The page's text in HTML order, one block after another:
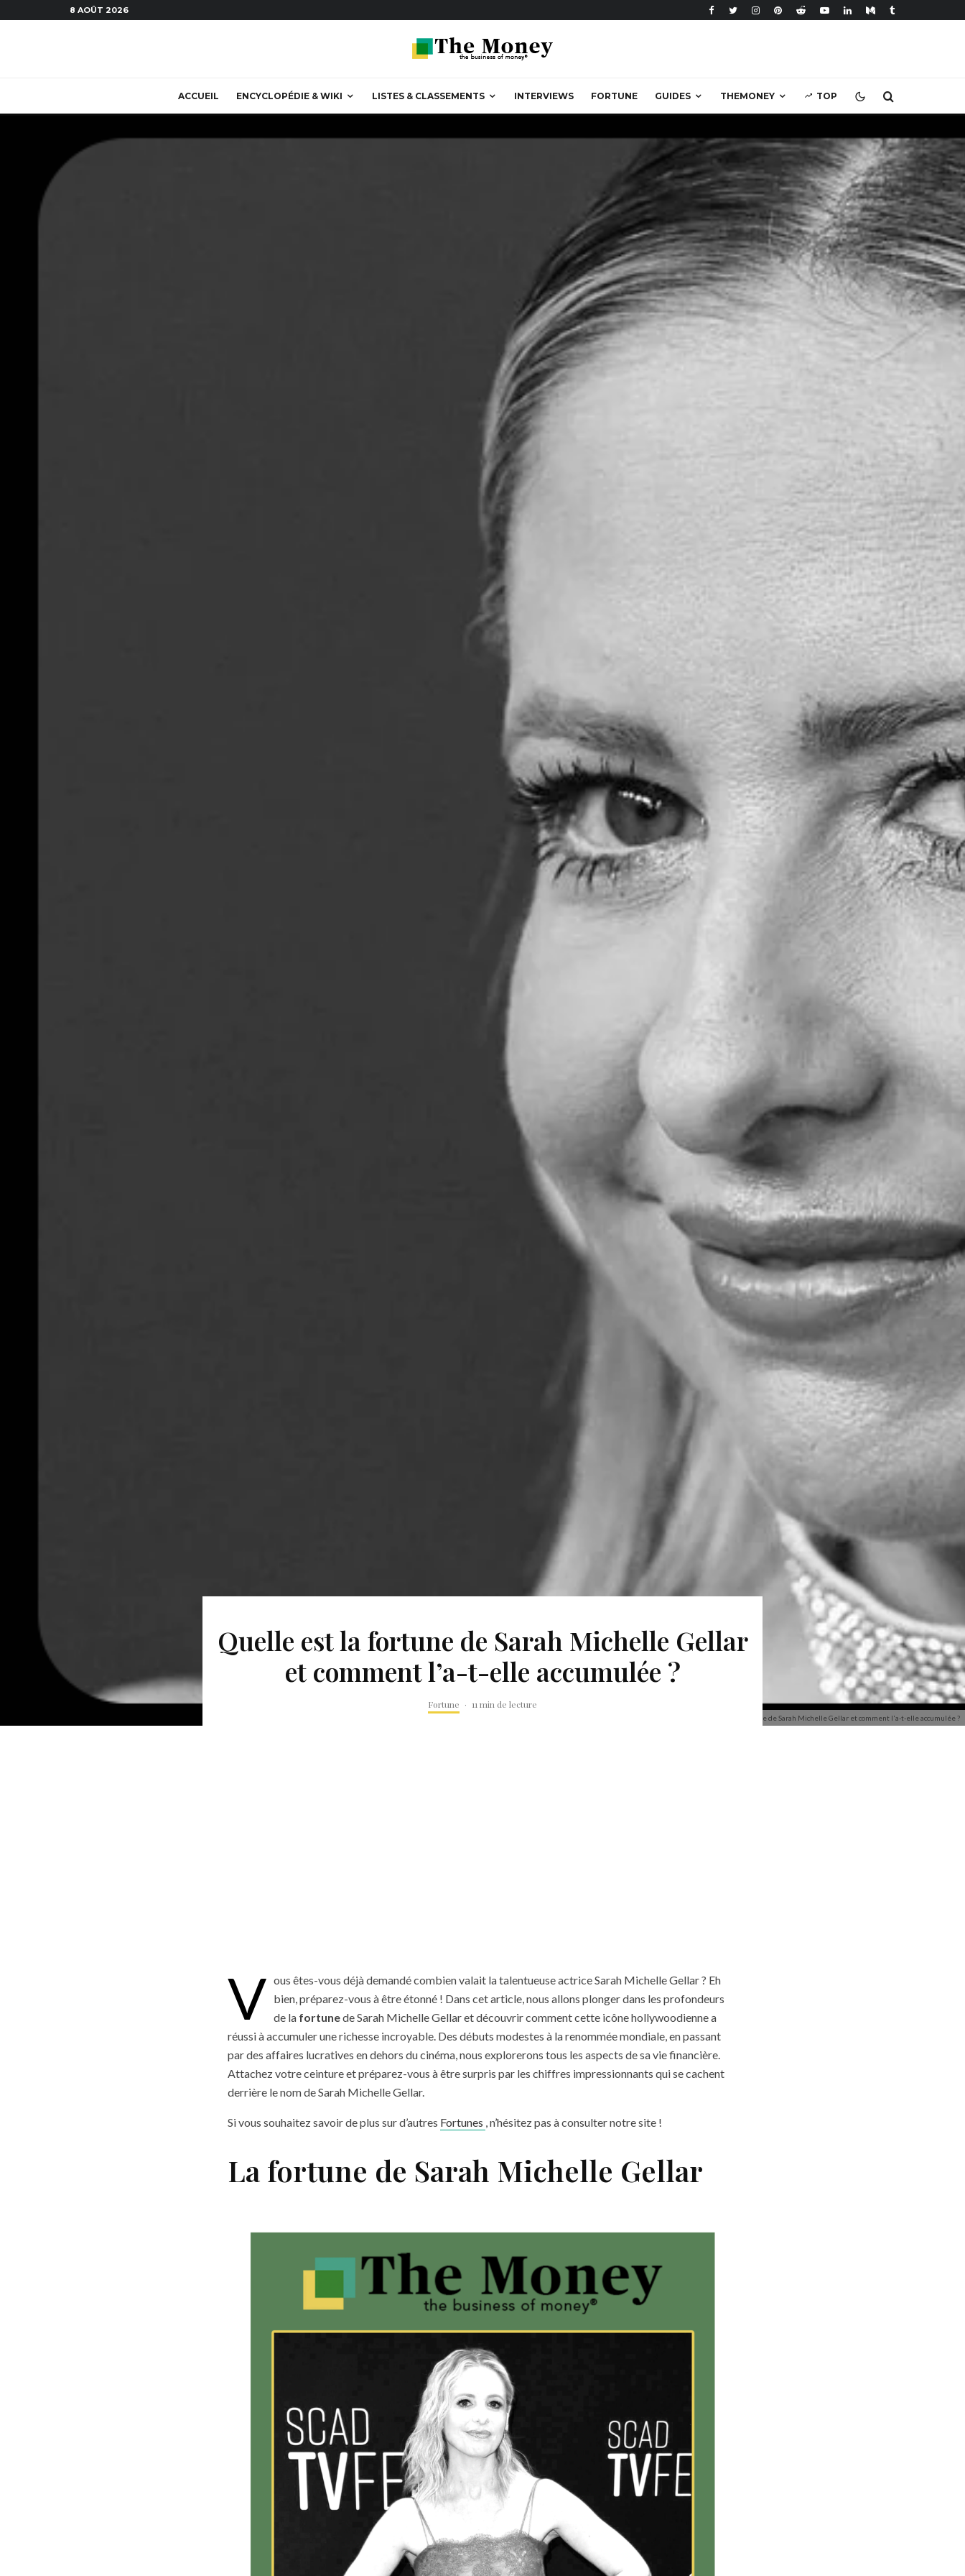
8 AOÛT 2026
ACCUEIL ENCYCLOPÉDIE & WIKI LISTES & CLASSEMENTS INTERVIEWS FORTUNE GUIDES THEMONEY TOP
Quelle est la fortune de Sarah Michelle Gellar et comment l'a-t-elle accumulée ?
Quelle est la fortune de Sarah Michelle Gellar
et comment l’a-t-elle accumulée ?
Fortune · 11 min de lecture
V ous êtes-vous déjà demandé combien valait la talentueuse actrice Sarah Michelle Gellar ? Eh
bien, préparez-vous à être étonné ! Dans cet article, nous allons plonger dans les profondeurs
de la fortunede Sarah Michelle Gellar et découvrir comment cette icône hollywoodienne a
réussi à accumuler une richesse incroyable. Des débuts modestes à la renommée mondiale, en passant
par des affaires lucratives en dehors du cinéma, nous explorerons tous les aspects de sa vie financière.
Attachez votre ceinture et préparez-vous à être surpris par les chiffres impressionnants qui se cachent
derrière le nom de Sarah Michelle Gellar.
Si vous souhaitez savoir de plus sur d’autres Fortunes , n’hésitez pas à consulter notre site !
La fortune de Sarah Michelle Gellar